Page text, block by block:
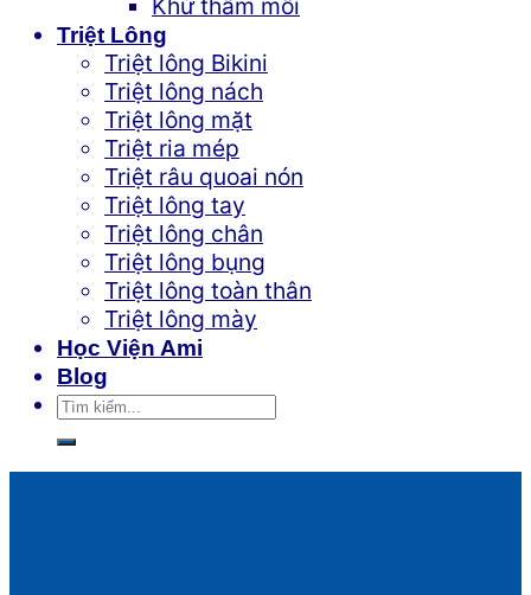
Khử thâm môi
Triệt Lông
Triệt lông Bikini
Triệt lông nách
Triệt lông mặt
Triệt ria mép
Triệt râu quoai nón
Triệt lông tay
Triệt lông chân
Triệt lông bụng
Triệt lông toàn thân
Triệt lông mày
Học Viện Ami
Blog